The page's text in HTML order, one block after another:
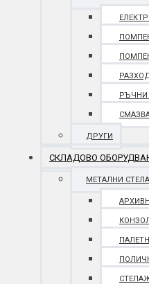
РЪЧНИ
ДРУГИ
СКЛАДОВО
МЕТАЛНИ